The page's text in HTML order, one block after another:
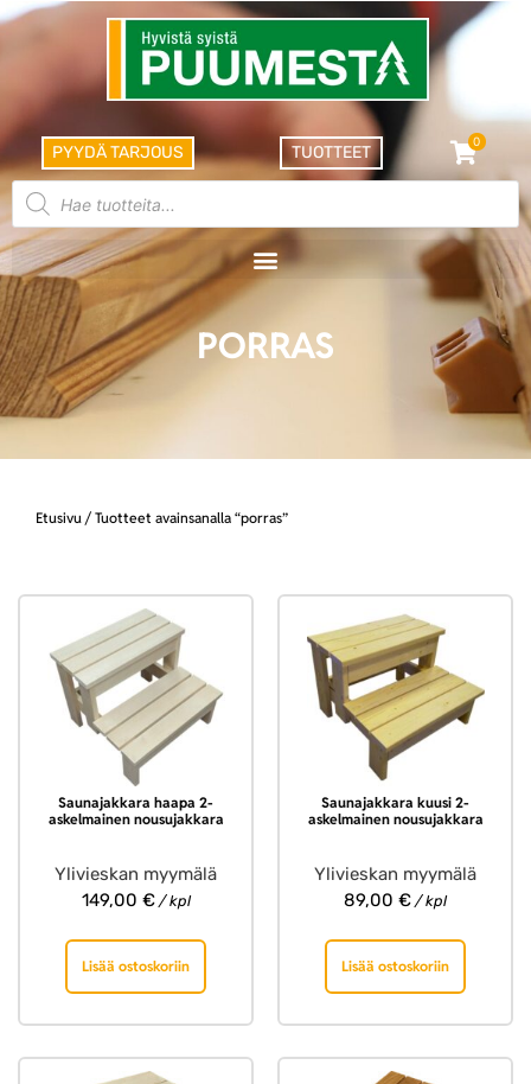
PYYDÄ TARJOUS TUOTTEET
0
PORRAS
Etusivu / Tuotteet avainsanalla “porras”
Saunajakkara haapa 2-
askelmainen nousujakkara
Ylivieskan myymälä
149,00 €/ kpl
Lisää ostoskoriin
Saunajakkara kuusi 2-
askelmainen nousujakkara
Ylivieskan myymälä
89,00 € / kpl
Lisää ostoskoriin